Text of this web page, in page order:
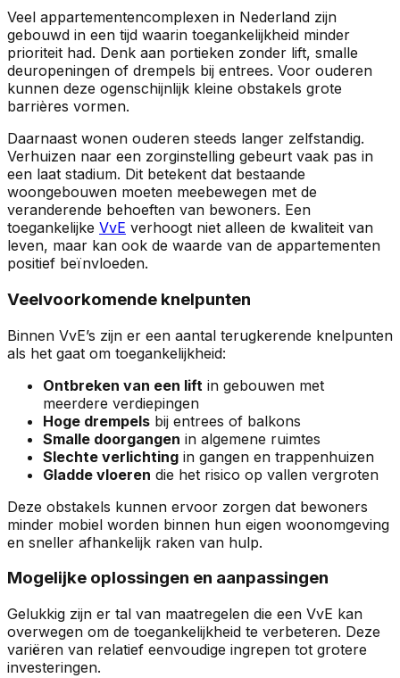
Veel appartementencomplexen in Nederland zijn
gebouwd in een tijd waarin toegankelijkheid minder
prioriteit had. Denk aan portieken zonder lift, smalle
deuropeningen of drempels bij entrees. Voor ouderen
kunnen deze ogenschijnlijk kleine obstakels grote
barrières vormen.
Daarnaast wonen ouderen steeds langer zelfstandig.
Verhuizen naar een zorginstelling gebeurt vaak pas in
een laat stadium. Dit betekent dat bestaande
woongebouwen moeten meebewegen met de
veranderende behoeften van bewoners. Een
toegankelijke VvE verhoogt niet alleen de kwaliteit van
leven, maar kan ook de waarde van de appartementen
positief beïnvloeden.
Veelvoorkomende knelpunten
Binnen VvE’s zijn er een aantal terugkerende knelpunten
als het gaat om toegankelijkheid:
Ontbreken van een lift in gebouwen met
meerdere verdiepingen
Hoge drempels bij entrees of balkons
Smalle doorgangen in algemene ruimtes
Slechte verlichting in gangen en trappenhuizen
Gladde vloeren die het risico op vallen vergroten
Deze obstakels kunnen ervoor zorgen dat bewoners
minder mobiel worden binnen hun eigen woonomgeving
en sneller afhankelijk raken van hulp.
Mogelijke oplossingen en aanpassingen
Gelukkig zijn er tal van maatregelen die een VvE kan
overwegen om de toegankelijkheid te verbeteren. Deze
variëren van relatief eenvoudige ingrepen tot grotere
investeringen.